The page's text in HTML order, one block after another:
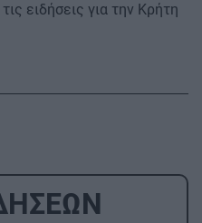
ειδήσεις για την Κρήτη